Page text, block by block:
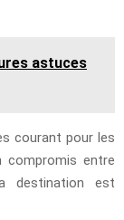
astuces
courant pour les
compromis entre
destination est